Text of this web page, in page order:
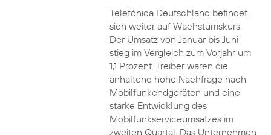
Telefónica Deutschland befindet
sich weiter auf Wachstumskurs.
Der Umsatz von Januar bis Juni
stieg im Vergleich zum Vorjahr um
1,1 Prozent. Treiber waren die
anhaltend hohe Nachfrage nach
Mobilfunkendgeräten und eine
starke Entwicklung des
Mobilfunkserviceumsatzes im
zweiten Quartal. Das Unternehmen